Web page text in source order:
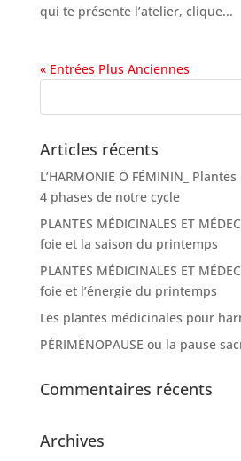
qui te présente l’atelier, clique...
« Entrées Plus Anciennes
Articles récents
L’HARMONIE Ö FÉMININ_
4 phases de notre cycle
PLANTES MÉDICINALES ET
foie et la saison du printemps
PLANTES MÉDICINALES ET
foie et l’énergie du printemps
Les plantes médicinales pour
PÉRIMÉNOPAUSE ou la pause
Commentaires récents
Archives